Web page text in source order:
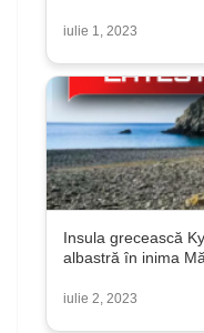
iulie 1, 2023
Insula grecească
albastră în inima
iulie 2, 2023